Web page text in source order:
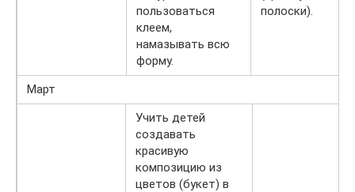
пользоваться
клеем,
намазывать всю
форму.
полоски).
Март
Учить детей
создавать
красивую
композицию из
цветов (букет) в